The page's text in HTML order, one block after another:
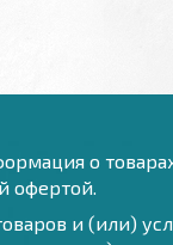
о
офертой.
и (или)